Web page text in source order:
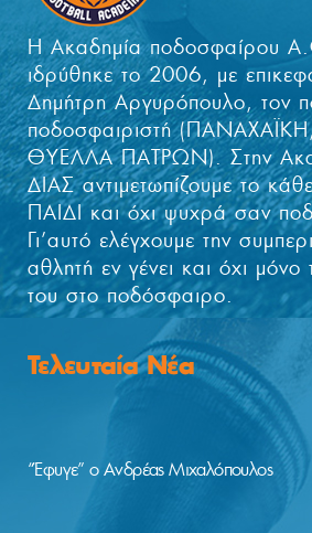
Η Ακαδημία ποδοσφαίρου
ιδρύθηκε το 2006, με
Δημήτρη Αργυρόπουλο, τον
ποδοσφαιριστή
ΘΥΕΛΛΑ ΠΑΤΡΩΝ). Στην
ΔΙΑΣ αντιμετωπίζουμε το
ΠΑΙΔΙ και όχι ψυχρά σαν
Γι’αυτό ελέγχουμε την
αθλητή εν γένει και όχι μόνο
του στο ποδόσφαιρο.
Τελευταία Νέα
“Έφυγε” ο Ανδρέας Μιχαλόπουλος